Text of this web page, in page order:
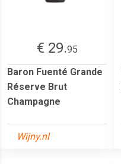
€ 29.95
Baron Fuenté Grande
Réserve Brut
Champagne
Wijny.nl